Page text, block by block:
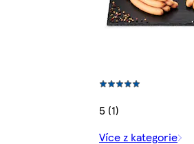
5 (1)
Více z kategorie